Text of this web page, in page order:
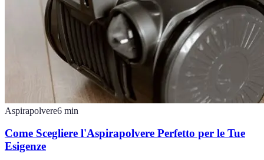
Aspirapolvere6 min
Come Scegliere l'Aspirapolvere Perfetto per le Tue
Esigenze